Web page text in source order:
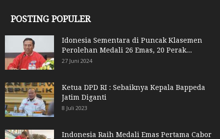
POSTING POPULER
Idonesia Sementara di Puncak Klasemen
Perolehan Medali 26 Emas, 20 Perak...
27 Juni 2024
Ketua DPD RI : Sebaiknya Kepala Bappeda
Jatim Diganti
8 Juli 2023
Indonesia Raih Medali Emas Pertama Cabor